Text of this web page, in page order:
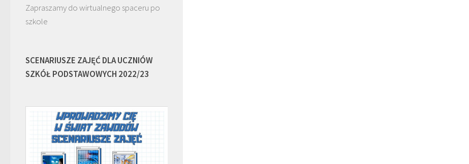
Zapraszamy do wirtualnego spaceru po
szkole
SCENARIUSZE ZAJĘĆ DLA UCZNIÓW
SZKÓŁ PODSTAWOWYCH 2022/23